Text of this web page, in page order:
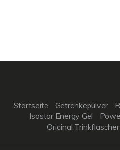
Startseite Getränkepulver
Isostar Energy Gel
Original Trinkflaschen